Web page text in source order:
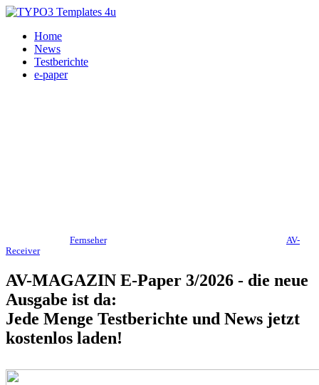
Home
News
Testberichte
e-paper
Fernseher, Smart-Audio, Personal Audio, Internet-Radio, AV-
Receiver30.04.2026
AV-MAGAZIN E-Paper 3/2026 - die neue
Ausgabe ist da:
Jede Menge Testberichte und News jetzt
kostenlos laden!